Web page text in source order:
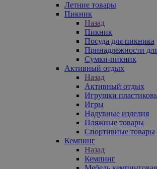
Летние товары
Пикник
Назад
Пикник
Посуда для пикника
Принадлежности
Сумки-пикник
Активный отдых
Назад
Активный отдых
Игрушки
Игры
Надувные изделия
Пляжные товары
Спортивные товары
Кемпинг
Назад
Кемпинг